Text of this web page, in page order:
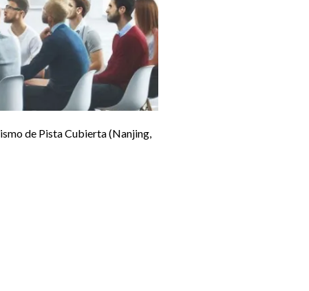
de Pista Cubierta (Nanjing,